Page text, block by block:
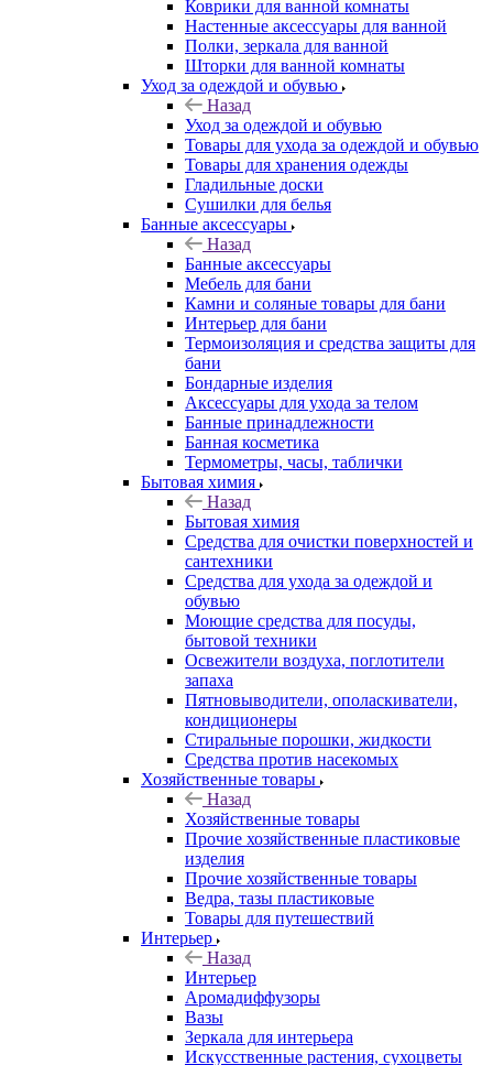
Коврики для ванной комнаты
Настенные аксессуары для ванной
Полки, зеркала для ванной
Шторки для ванной комнаты
Уход за одеждой и обувью
Назад
Уход за одеждой и обувью
Товары для ухода за одеждой и обувью
Товары для хранения одежды
Гладильные доски
Сушилки для белья
Банные аксессуары
Назад
Банные аксессуары
Мебель для бани
Камни и соляные товары для бани
Интерьер для бани
Термоизоляция и средства защиты для
бани
Бондарные изделия
Аксеcсуары для ухода за телом
Банные принадлежности
Банная косметика
Термометры, часы, таблички
Бытовая химия
Назад
Бытовая химия
Средства для очистки поверхностей и
сантехники
Средства для ухода за одеждой и
обувью
Моющие средства для посуды,
бытовой техники
Освежители воздуха, поглотители
запаха
Пятновыводители, ополаскиватели,
кондиционеры
Стиральные порошки, жидкости
Средства против насекомых
Хозяйственные товары
Назад
Хозяйственные товары
Прочие хозяйственные пластиковые
изделия
Прочие хозяйственные товары
Ведра, тазы пластиковые
Товары для путешествий
Интерьер
Назад
Интерьер
Аромадиффузоры
Вазы
Зеркала для интерьера
Искусственные растения, сухоцветы